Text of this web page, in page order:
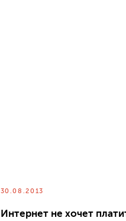
30.08.2013
Интернет не хочет